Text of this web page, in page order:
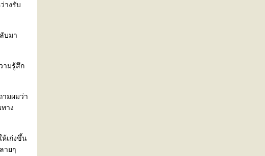
างรับ
บมา
ามรู้สึก
ามผมว่า
าง
ห้เก่งขึ้น
ายๆ